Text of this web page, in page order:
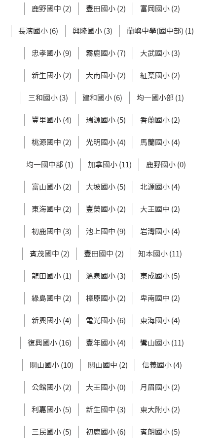
鹿野國中 (2) 豐田國小 (2) 富岡國小 (2)
長濱國小 (6) 興隆國小 (3) 蘭嶼中學(國中部) (1)
忠孝國小 (9) 霧鹿國小 (7) 大武國小 (3)
新生國小 (2) 大南國小 (2) 紅葉國小 (2)
三和國小 (3) 建和國小 (6) 均一國小部 (1)
豐里國小 (4) 瑞源國小 (5) 香蘭國小 (2)
桃源國中 (2) 光明國小 (4) 馬蘭國小 (4)
均一國中部 (1) 加拿國小 (11) 鹿野國小 (0)
富山國小 (2) 大坡國小 (5) 北源國小 (4)
東海國中 (2) 豐榮國小 (2) 大王國中 (2)
初鹿國中 (3) 池上國中 (9) 岩灣國小 (4)
賓茂國中 (2) 豐田國中 (2) 知本國小 (11)
龍田國小 (1) 溫泉國小 (3) 東成國小 (5)
綠島國中 (2) 樟原國小 (2) 卑南國中 (2)
新興國小 (4) 電光國小 (6) 東海國小 (4)
復興國小 (16) 豐年國小 (4) 鸞山國小 (11)
關山國小 (10) 關山國中 (2) 信義國小 (4)
公館國小 (2) 大王國小 (0) 月眉國小 (2)
利嘉國小 (5) 新生國中 (3) 東大附小 (2)
三民國小 (5) 初鹿國小 (6) 賓朗國小 (5)